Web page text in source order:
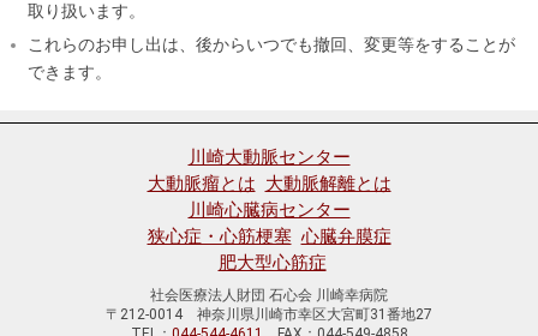
取り扱います。
これらのお申し出は、後からいつでも撤回、変更等をすることが
できます。
川崎大動脈センター
大動脈瘤とは 大動脈解離とは
川崎心臓病センター
狭心症・心筋梗塞 心臓弁膜症
肥大型心筋症
社会医療法人財団 石心会 川崎幸病院
〒212-0014 神奈川県川崎市幸区大宮町31番地27